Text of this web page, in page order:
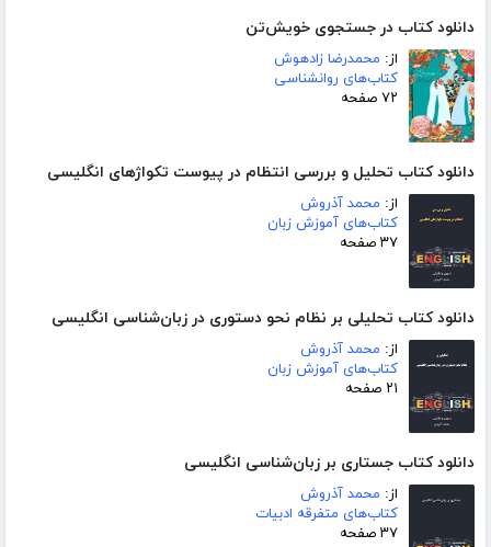
دانلود کتاب در جستجوی خویش‌تن
از: محمدرضا زادهوش
کتاب‌های روانشناسی
۷۲ صفحه
دانلود کتاب تحلیل و بررسی انتظام در پیوست تکواژهای انگلیسی
از: محمد آذروش
کتاب‌های آموزش زبان
۳۷ صفحه
دانلود کتاب تحلیلی بر نظام نحو دستوری در زبان‌شناسی انگلیسی
از: محمد آذروش
کتاب‌های آموزش زبان
۲۱ صفحه
دانلود کتاب جستاری بر زبان‌شناسی انگلیسی
از: محمد آذروش
کتاب‌های متفرقه ادبیات
۳۷ صفحه